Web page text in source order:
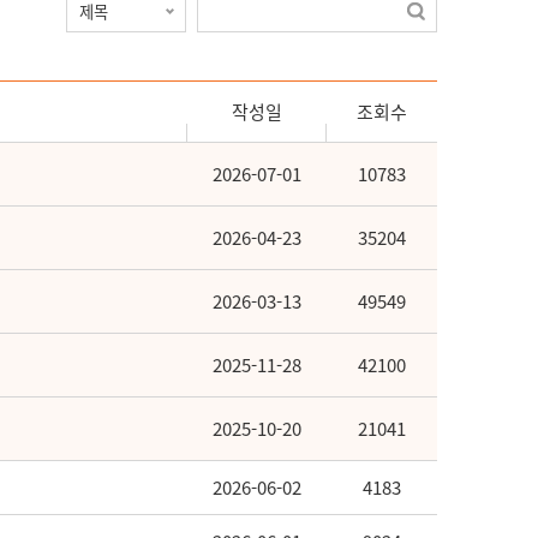
작성일 조회수
2026-07-01 10783
2026-04-23 35204
2026-03-13 49549
2025-11-28 42100
2025-10-20 21041
2026-06-02 4183